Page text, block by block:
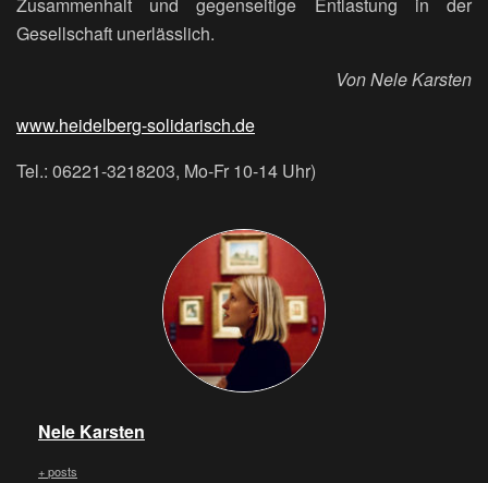
Gesellschaft unerlässlich.
Von Nele Karsten
www.heidelberg-solidarisch.de
Tel.: 06221-3218203, Mo-Fr 10-14 Uhr)
Nele Karsten
+ posts